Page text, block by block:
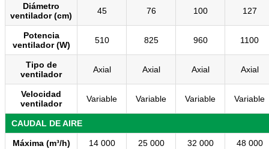
Diámetro
ventilador (cm)
45 76 100 127
Potencia
ventilador (W)
510 825 960 1100
Tipo de
ventilador
Axial Axial Axial Axial
Velocidad
ventilador
Variable Variable Variable Variable
CAUDAL DE AIRE
Máxima (m³/h) 14 000 25 000 32 000 48 000